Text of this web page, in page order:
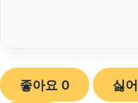
좋아요 0 싫